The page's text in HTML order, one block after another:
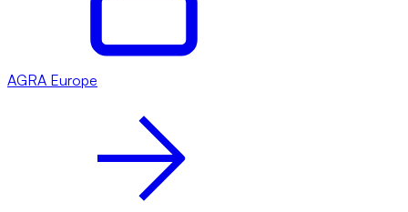
AGRA Europe